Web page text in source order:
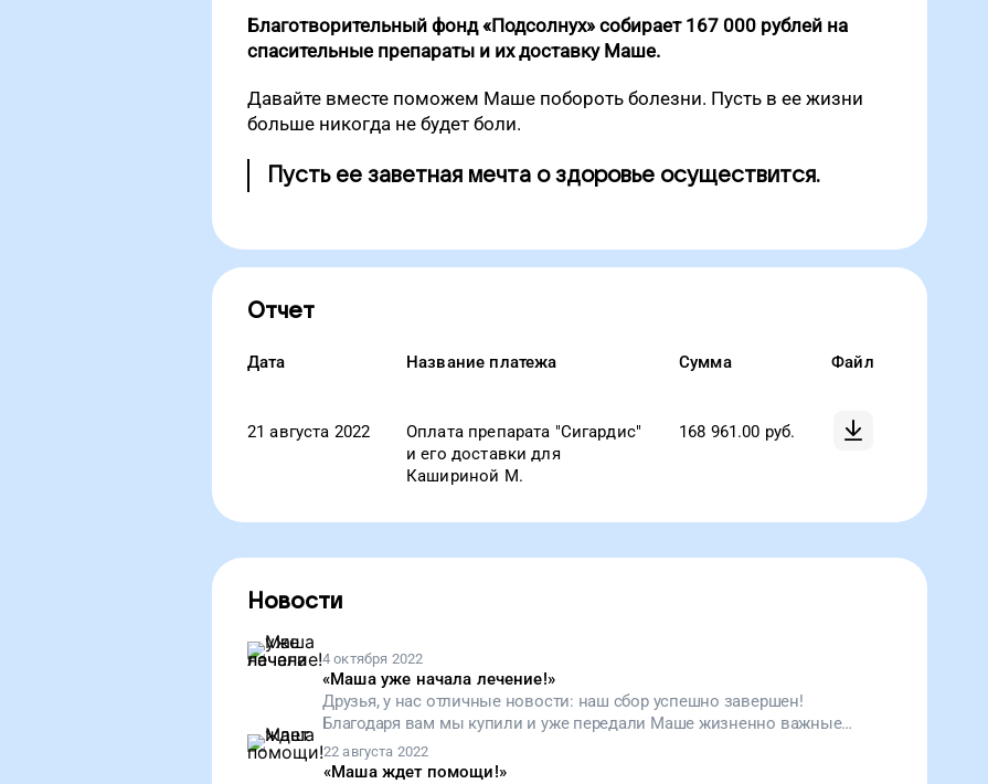
Благотворительный фонд «Подсолнух» собирает 167 000 рублей на
спасительные препараты и их доставку Маше.
Давайте вместе поможем Маше побороть болезни. Пусть в ее жизни
больше никогда не будет боли.
Пусть ее заветная мечта о здоровье осуществится.
Отчет
Дата Название платежа Сумма Файл
21 августа 2022
Оплата препарата "Сигардис"
и его доставки для
Кашириной М.
168 961.00 руб.
Новости
4 октября 2022
«Маша уже начала лечение!»
Друзья, у нас отличные новости: наш сбор успешно завершен!
Благодаря вам мы купили и уже передали Маше жизненно важные
препараты, которые поддержат ее иммунитет и не дадут развиться
осложнениям. От всего сердца благодарим вас за помощь. Спасибо
22 августа 2022
«Маша ждет помощи!»